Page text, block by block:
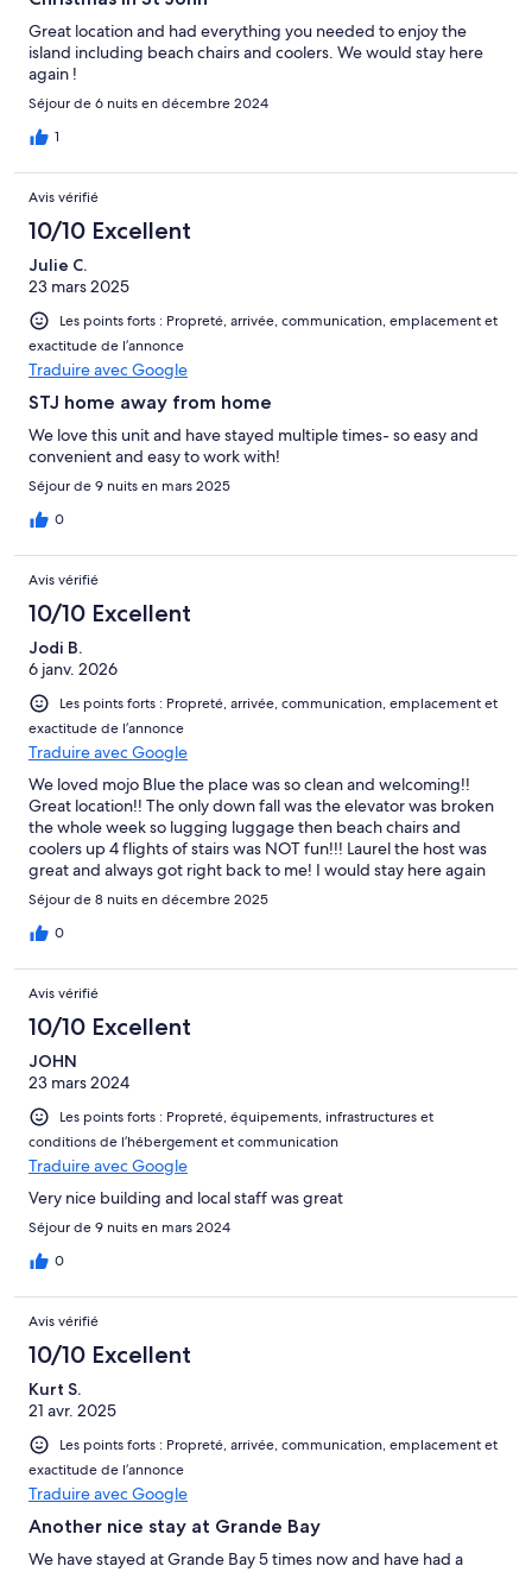
Great location and had everything you needed to enjoy the
island including beach chairs and coolers. We would stay here
again !
Séjour de 6 nuits en décembre 2024
1
Avis vérifié
10/10 Excellent
Julie C.
23 mars 2025
Les points forts : Propreté, arrivée, communication, emplacement et
exactitude de l’annonce
Traduire avec Google
STJ home away from home
We love this unit and have stayed multiple times- so easy and
convenient and easy to work with!
Séjour de 9 nuits en mars 2025
0
Avis vérifié
10/10 Excellent
Jodi B.
6 janv. 2026
Les points forts : Propreté, arrivée, communication, emplacement et
exactitude de l’annonce
Traduire avec Google
We loved mojo Blue the place was so clean and welcoming!!
Great location!! The only down fall was the elevator was broken
the whole week so lugging luggage then beach chairs and
coolers up 4 flights of stairs was NOT fun!!! Laurel the host was
great and always got right back to me! I would stay here again
for sure!!!
Séjour de 8 nuits en décembre 2025
0
Avis vérifié
10/10 Excellent
JOHN
23 mars 2024
Les points forts : Propreté, équipements, infrastructures et
conditions de l’hébergement et communication
Traduire avec Google
Very nice building and local staff was great
Séjour de 9 nuits en mars 2024
0
Avis vérifié
10/10 Excellent
Kurt S.
21 avr. 2025
Les points forts : Propreté, arrivée, communication, emplacement et
exactitude de l’annonce
Traduire avec Google
Another nice stay at Grande Bay
We have stayed at Grande Bay 5 times now and have had a